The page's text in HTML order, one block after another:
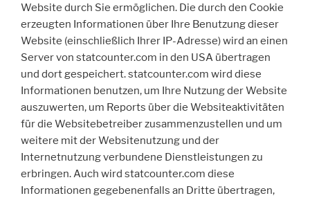
Website durch Sie ermöglichen. Die durch den Cookie
erzeugten Informationen über Ihre Benutzung dieser
Website (einschließlich Ihrer IP-Adresse) wird an einen
Server von statcounter.com in den USA übertragen
und dort gespeichert. statcounter.com wird diese
Informationen benutzen, um Ihre Nutzung der Website
auszuwerten, um Reports über die Websiteaktivitäten
für die Websitebetreiber zusammenzustellen und um
weitere mit der Websitenutzung und der
Internetnutzung verbundene Dienstleistungen zu
erbringen. Auch wird statcounter.com diese
Informationen gegebenenfalls an Dritte übertragen,